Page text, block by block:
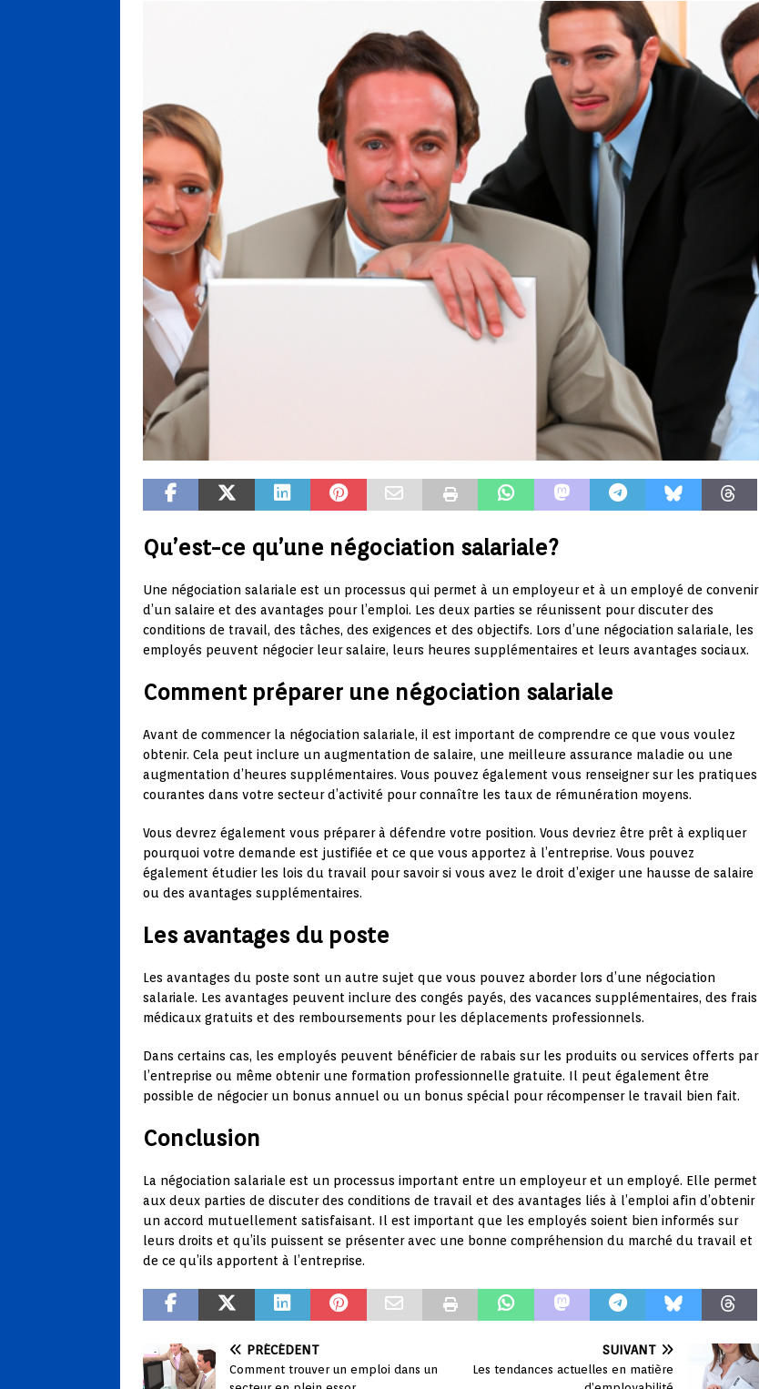
Qu’est-ce qu’une négociation salariale?
Une négociation salariale est un processus qui permet à un employeur et à un employé de convenir
d’un salaire et des avantages pour l’emploi. Les deux parties se réunissent pour discuter des
conditions de travail, des tâches, des exigences et des objectifs. Lors d’une négociation salariale, les
employés peuvent négocier leur salaire, leurs heures supplémentaires et leurs avantages sociaux.
Comment préparer une négociation salariale
Avant de commencer la négociation salariale, il est important de comprendre ce que vous voulez
obtenir. Cela peut inclure un augmentation de salaire, une meilleure assurance maladie ou une
augmentation d’heures supplémentaires. Vous pouvez également vous renseigner sur les pratiques
courantes dans votre secteur d’activité pour connaître les taux de rémunération moyens.
Vous devrez également vous préparer à défendre votre position. Vous devriez être prêt à expliquer
pourquoi votre demande est justifiée et ce que vous apportez à l’entreprise. Vous pouvez
également étudier les lois du travail pour savoir si vous avez le droit d’exiger une hausse de salaire
ou des avantages supplémentaires.
Les avantages du poste
Les avantages du poste sont un autre sujet que vous pouvez aborder lors d’une négociation
salariale. Les avantages peuvent inclure des congés payés, des vacances supplémentaires, des frais
médicaux gratuits et des remboursements pour les déplacements professionnels.
Dans certains cas, les employés peuvent bénéficier de rabais sur les produits ou services offerts par
l’entreprise ou même obtenir une formation professionnelle gratuite. Il peut également être
possible de négocier un bonus annuel ou un bonus spécial pour récompenser le travail bien fait.
Conclusion
La négociation salariale est un processus important entre un employeur et un employé. Elle permet
aux deux parties de discuter des conditions de travail et des avantages liés à l’emploi afin d’obtenir
un accord mutuellement satisfaisant. Il est important que les employés soient bien informés sur
leurs droits et qu’ils puissent se présenter avec une bonne compréhension du marché du travail et
de ce qu’ils apportent à l’entreprise.
PRÉCÉDENT
Comment trouver un emploi dans un
SUIVANT
Les tendances actuelles en matière